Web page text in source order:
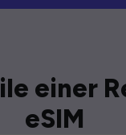
einer
eSIM